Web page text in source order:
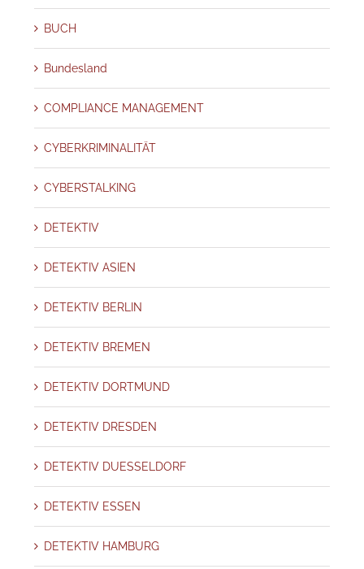
BUCH
Bundesland
COMPLIANCE MANAGEMENT
CYBERKRIMINALITÄT
CYBERSTALKING
DETEKTIV
DETEKTIV ASIEN
DETEKTIV BERLIN
DETEKTIV BREMEN
DETEKTIV DORTMUND
DETEKTIV DRESDEN
DETEKTIV DUESSELDORF
DETEKTIV ESSEN
DETEKTIV HAMBURG